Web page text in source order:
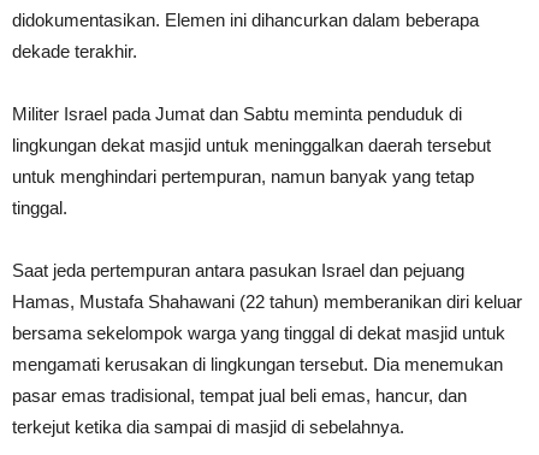
didokumentasikan. Elemen ini dihancurkan dalam beberapa
dekade terakhir.
Militer Israel pada Jumat dan Sabtu meminta penduduk di
lingkungan dekat masjid untuk meninggalkan daerah tersebut
untuk menghindari pertempuran, namun banyak yang tetap
tinggal.
Saat jeda pertempuran antara pasukan Israel dan pejuang
Hamas, Mustafa Shahawani (22 tahun) memberanikan diri keluar
bersama sekelompok warga yang tinggal di dekat masjid untuk
mengamati kerusakan di lingkungan tersebut. Dia menemukan
pasar emas tradisional, tempat jual beli emas, hancur, dan
terkejut ketika dia sampai di masjid di sebelahnya.